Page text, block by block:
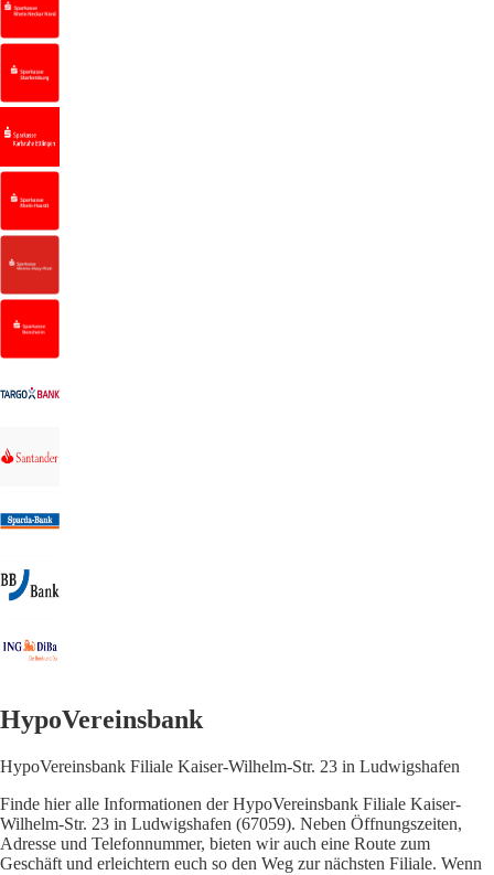
HypoVereinsbank
HypoVereinsbank Filiale Kaiser-Wilhelm-Str. 23 in Ludwigshafen
Finde hier alle Informationen der HypoVereinsbank Filiale Kaiser-
Wilhelm-Str. 23 in Ludwigshafen (67059). Neben Öffnungszeiten,
Adresse und Telefonnummer, bieten wir auch eine Route zum
Geschäft und erleichtern euch so den Weg zur nächsten Filiale. Wenn